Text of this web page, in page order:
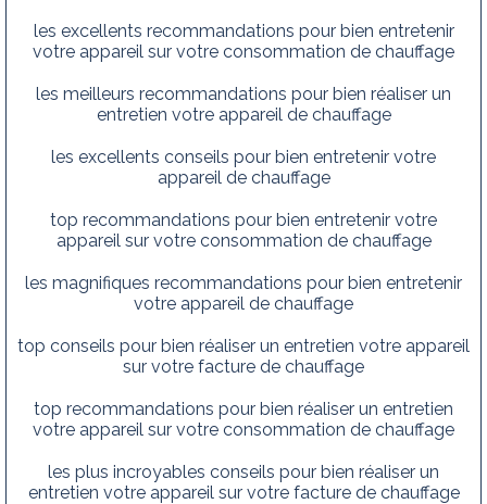
les excellents recommandations pour bien entretenir
votre appareil sur votre consommation de chauffage
les meilleurs recommandations pour bien réaliser un
entretien votre appareil de chauffage
les excellents conseils pour bien entretenir votre
appareil de chauffage
top recommandations pour bien entretenir votre
appareil sur votre consommation de chauffage
les magnifiques recommandations pour bien entretenir
votre appareil de chauffage
top conseils pour bien réaliser un entretien votre appareil
sur votre facture de chauffage
top recommandations pour bien réaliser un entretien
votre appareil sur votre consommation de chauffage
les plus incroyables conseils pour bien réaliser un
entretien votre appareil sur votre facture de chauffage